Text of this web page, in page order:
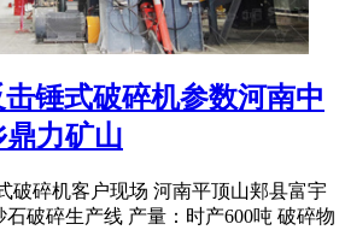
击锤式破碎机参数河南中
力矿山
破碎机客户现场 河南平顶山郏县富宇
石破碎生产线 产量：时产600吨 破碎物